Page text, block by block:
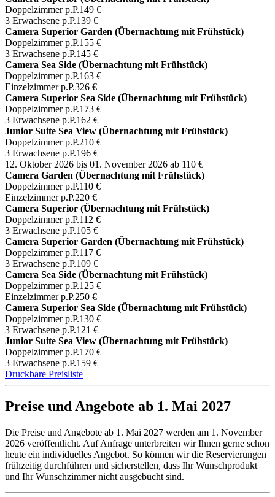
Doppelzimmer p.P.149 €
3 Erwachsene p.P.139 €
Camera Superior Garden (Übernachtung mit Frühstück)
Doppelzimmer p.P.155 €
3 Erwachsene p.P.145 €
Camera Sea Side (Übernachtung mit Frühstück)
Doppelzimmer p.P.163 €
Einzelzimmer p.P.326 €
Camera Superior Sea Side (Übernachtung mit Frühstück)
Doppelzimmer p.P.173 €
3 Erwachsene p.P.162 €
Junior Suite Sea View (Übernachtung mit Frühstück)
Doppelzimmer p.P.210 €
3 Erwachsene p.P.196 €
12. Oktober 2026 bis 01. November 2026 ab 110 €
Camera Garden (Übernachtung mit Frühstück)
Doppelzimmer p.P.110 €
Einzelzimmer p.P.220 €
Camera Superior (Übernachtung mit Frühstück)
Doppelzimmer p.P.112 €
3 Erwachsene p.P.105 €
Camera Superior Garden (Übernachtung mit Frühstück)
Doppelzimmer p.P.117 €
3 Erwachsene p.P.109 €
Camera Sea Side (Übernachtung mit Frühstück)
Doppelzimmer p.P.125 €
Einzelzimmer p.P.250 €
Camera Superior Sea Side (Übernachtung mit Frühstück)
Doppelzimmer p.P.130 €
3 Erwachsene p.P.121 €
Junior Suite Sea View (Übernachtung mit Frühstück)
Doppelzimmer p.P.170 €
3 Erwachsene p.P.159 €
Druckbare Preisliste
Preise und Angebote ab 1. Mai 2027
Die Preise und Angebote ab 1. Mai 2027 werden am 1. November
2026 veröffentlicht. Auf Anfrage unterbreiten wir Ihnen gerne schon
heute ein individuelles Angebot. So können wir die Reservierungen
frühzeitig durchführen und sicherstellen, dass Ihr Wunschprodukt
und Ihr Wunschzimmer nicht ausgebucht sind.